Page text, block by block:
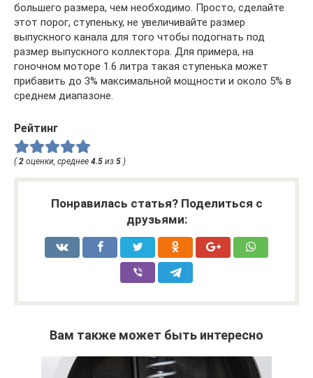
большего размера, чем необходимо. Просто, сделайте
этот порог, ступеньку, не увеличивайте размер
выпускного канала для того чтобы подогнать под
размер выпускного коллектора. Для примера, на
гоночном моторе 1.6 литра такая ступенька может
прибавить до 3% максимальной мощности и около 5% в
среднем диапазоне.
Рейтинг
(2 оценки, среднее 4.5 из 5 )
Понравилась статья? Поделиться с
друзьями:
Вам также может быть интересно